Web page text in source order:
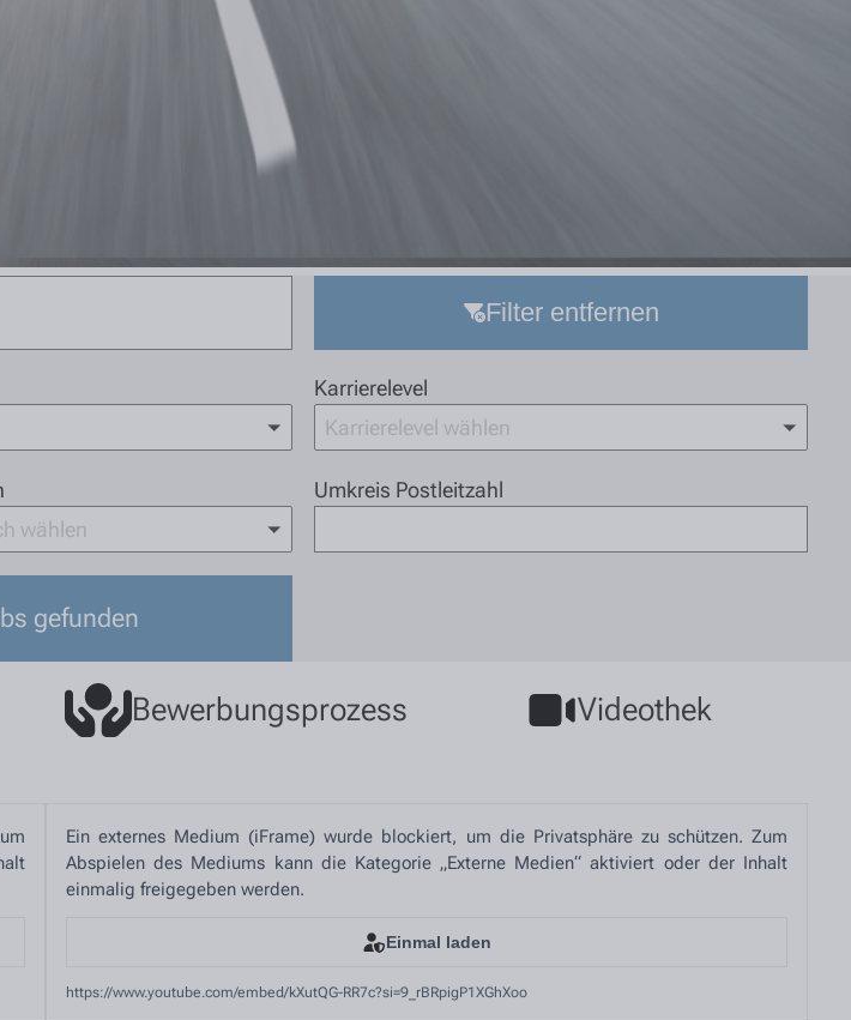
Filter entfernen
Karrierelevel
Karrierelevel wählen
wählen
Umkreis Postleitzahl
gefunden
Bewerbungsprozess Videothek
Ein externes Medium (iFrame) wurde blockiert, um die Privatsphäre zu schützen. Zum
Abspielen des Mediums kann die Kategorie „Externe Medien“ aktiviert oder der Inhalt
einmalig freigegeben werden.
Einmal laden
https://www.youtube.com/embed/kXutQG-RR7c?si=9_rBRpigP1XGhXoo